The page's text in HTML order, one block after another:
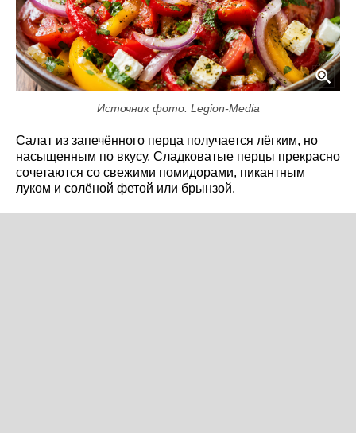
Источник фото: Legion-Media
Салат из запечённого перца получается лёгким, но
насыщенным по вкусу. Сладковатые перцы прекрасно
сочетаются со свежими помидорами, пикантным
луком и солёной фетой или брынзой.